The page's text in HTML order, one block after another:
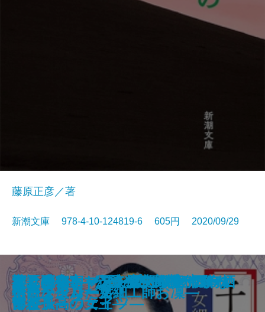
王都の落伍者―ソナンと空人1―
鬼絹の姫―ソナンと空人2―
近代絵画
敗れども負けず
小説 イタリア・ルネサンス1―ヴ
ェネツィア―
スパイ武士道
十津川警部 赤穂・忠臣蔵の殺意
文庫版 ヒトごろし〔上〕
文庫版 ヒトごろし〔下〕
管見妄語 常識は凡人のもの
藤原正彦／著
新潮文庫 978-4-10-124819-6 605円 2020/09/29
千両かざり―女細工師お凜―
笑う死体―マンチェスター市警 エ
イダン・ウェイツ―
神話の密室―天久鷹央の事件カル
テ―
スクールカースト殺人教室 リベ
ンジ
オニキスII―公爵令嬢刑事 西有栖
宮綾子―
君と漕ぐ3―ながとろ高校カヌー
部と孤高の女王―
変見自在 トランプ、ウソつかな
い
信長を生んだ男
樽とタタン
カーテンコール！